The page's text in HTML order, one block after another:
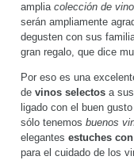
amplia colección de
serán ampliamente
degusten con sus
gran regalo, que dice
Por eso es una
de vinos selectos a
ligado con el buen
sólo tenemos buenos
elegantes estuches
para el cuidado de los